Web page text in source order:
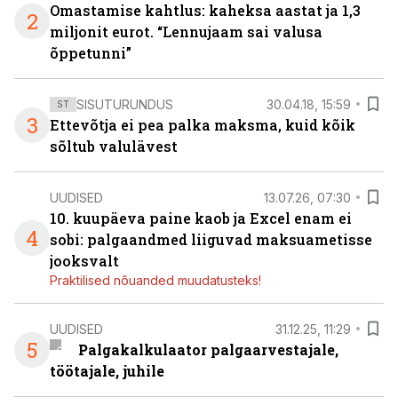
2
Omastamise kahtlus: kaheksa aastat ja 1,3
miljonit eurot. “Lennujaam sai valusa
õppetunni”
3
ST SISUTURUNDUS 30.04.18, 15:59
Ettevõtja ei pea palka maksma, kuid kõik
sõltub valulävest
4
UUDISED 13.07.26, 07:30
10. kuupäeva paine kaob ja Excel enam ei
sobi: palgaandmed liiguvad maksuametisse
jooksvalt
Praktilised nõuanded muudatusteks!
5
UUDISED 31.12.25, 11:29
Palgakalkulaator palgaarvestajale,
töötajale, juhile